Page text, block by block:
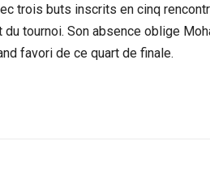
trois buts inscrits en cinq
tournoi. Son absence oblige
favori de ce quart de finale.